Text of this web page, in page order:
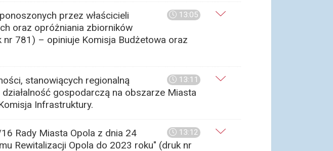
13:05
przez właścicieli
oraz opróżniania zbiorników
nr 781) – opiniuje Komisja Budżetowa oraz
13:11
stanowiących regionalną
gospodarczą na obszarze Miasta
Infrastruktury.
13:12
Rady Miasta Opola z dnia 24
Rewitalizacji Opola do 2023 roku" (druk nr